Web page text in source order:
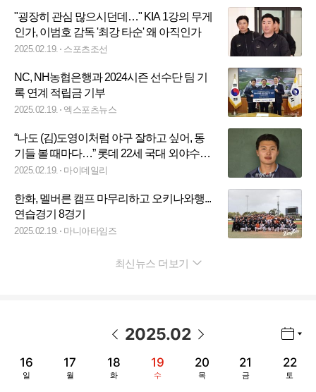
"굉장히 관심 많으시던데…" KIA 1강의 무게
인가, 이범호 감독 '최강 타순' 왜 아직인가
2025.02.19. 스포츠조선
NC, NH농협은행과 2024시즌 선수단 팀 기
록 연계 적립금 기부
2025.02.19. 엑스포츠뉴스
“나도 (김)도영이처럼 야구 잘하고 싶어, 동
기들 볼 때마다…” 롯데 22세 국대 외야수의
성장동력은 건강한 마인드[MD타이난]
2025.02.19. 마이데일리
한화, 멜버른 캠프 마무리하고 오키나와행...
연습경기 8경기
2025.02.19. 마니아타임즈
최신뉴스 더보기
2025.02
16
일
17
월
18
화
19
수
20
목
21
금
22
토